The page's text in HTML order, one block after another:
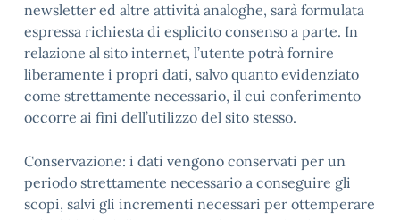
newsletter ed altre attività analoghe, sarà formulata
espressa richiesta di esplicito consenso a parte. In
relazione al sito internet, l’utente potrà fornire
liberamente i propri dati, salvo quanto evidenziato
come strettamente necessario, il cui conferimento
occorre ai fini dell’utilizzo del sito stesso.
Conservazione: i dati vengono conservati per un
periodo strettamente necessario a conseguire gli
scopi, salvi gli incrementi necessari per ottemperare